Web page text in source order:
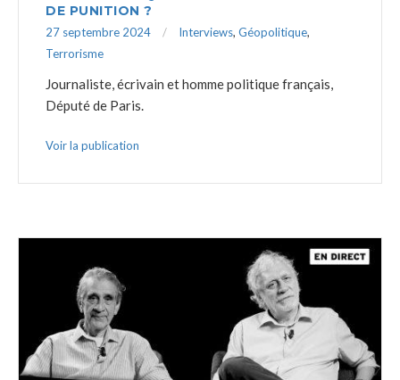
DE PUNITION ?
27 septembre 2024 Interviews, Géopolitique,
Terrorisme
Journaliste, écrivain et homme politique français,
Député de Paris.
Voir la publication